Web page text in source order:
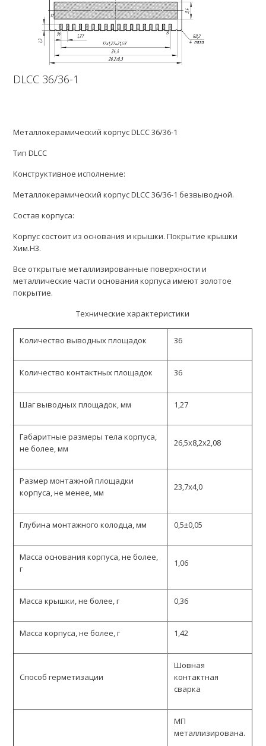
DLCC 36/36-1
Металлокерамический корпус DLCC 36/36-1
Тип DLCC
Конструктивное исполнение:
Металлокерамический корпус DLCC 36/36-1 безвыводной.
Состав корпуса:
Корпус состоит из основания и крышки. Покрытие крышки
Хим.Н3.
Все открытые металлизированные поверхности и
металлические части основания корпуса имеют золотое
покрытие.
Технические характеристики
Количество выводных площадок 36
Количество контактных площадок 36
Шаг выводных площадок, мм 1,27
Габаритные размеры тела корпуса,
не более, мм
26,5х8,2х2,08
Размер монтажной площадки
корпуса, не менее, мм
23,7х4,0
Глубина монтажного колодца, мм 0,5±0,05
Масса основания корпуса, не более,
г
1,06
Масса крышки, не более, г 0,36
Масса корпуса, не более, г 1,42
Способ герметизации
Шовная
контактная
сварка
МП
металлизирована.